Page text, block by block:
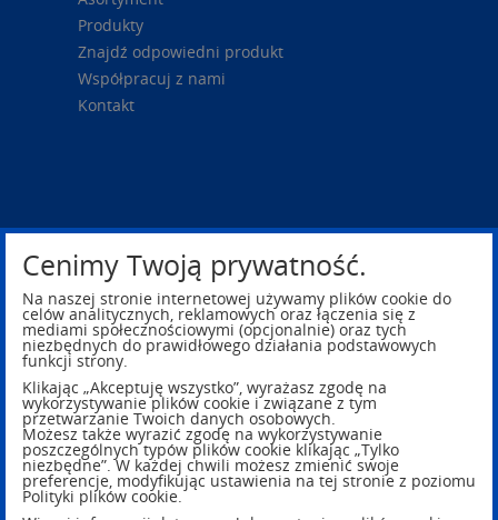
Cenimy Twoją prywatność.
Na naszej stronie internetowej używamy plików cookie do
celów analitycznych, reklamowych oraz łączenia się z
mediami społecznościowymi (opcjonalnie) oraz tych
niezbędnych do prawidłowego działania podstawowych
funkcji strony.
Klikając „Akceptuję wszystko”, wyrażasz zgodę na
wykorzystywanie plików cookie i związane z tym
przetwarzanie Twoich danych osobowych.
Możesz także wyrazić zgodę na wykorzystywanie
poszczególnych typów plików cookie klikając „Tylko
niezbędne”. W każdej chwili możesz zmienić swoje
preferencje, modyfikując ustawienia na tej stronie z poziomu
Polityki plików cookie.
Produkty
Znajdź odpowiedni produkt
Współpracuj z nami
Kontakt
Privacy Policy Legal Notice